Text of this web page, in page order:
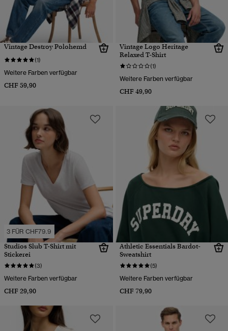
Vintage Destroy Polohemd
(1)
Weitere Farben verfügbar
CHF 59,90
Vintage Logo Heritage
Relaxed T-Shirt
(1)
Weitere Farben verfügbar
CHF 49,90
3 FÜR CHF79.9
Studios Slub T-Shirt mit
Stickerei
(3)
Weitere Farben verfügbar
CHF 29,90
Athletic Essentials Bardot-
Sweatshirt
(5)
Weitere Farben verfügbar
CHF 79,90